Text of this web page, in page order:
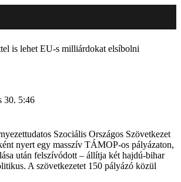
is lehet EU-s milliárdokat elsíbolni
30. 5:46
Szociális Országos Szövetkezet
nyert egy masszív TÁMOP-os pályázaton,
után felszívódott – állítja két hajdú-bihar
A szövetkezetet 150 pályázó közül